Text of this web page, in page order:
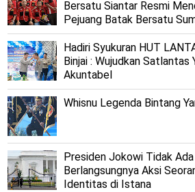
Bersatu Siantar Resmi
Pejuang Batak Bersatu
Hadiri Syukuran HUT
Binjai : Wujudkan Satlantas
Akuntabel
Whisnu Legenda Bintang
Presiden Jokowi Tidak
Berlangsungnya Aksi
Identitas di Istana